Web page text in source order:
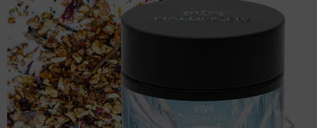
Geburtstag
Bayern